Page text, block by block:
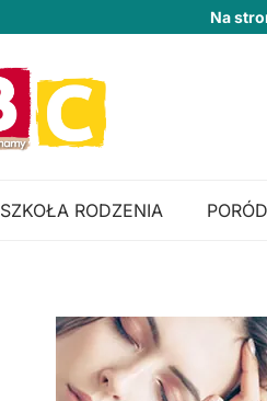
Na
SZKOŁA RODZENIA PORÓD